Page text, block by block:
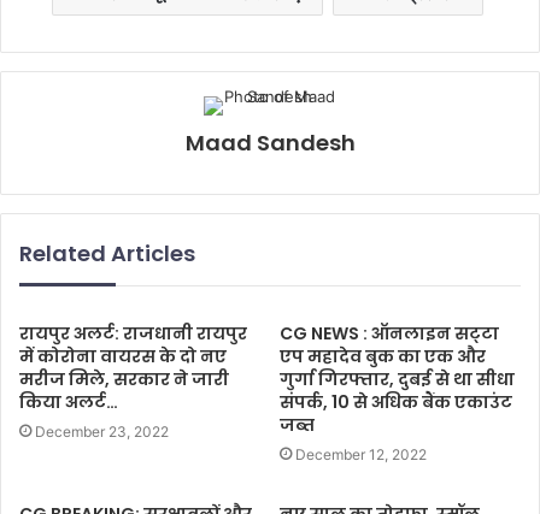
Maad Sandesh
Related Articles
रायपुर अलर्ट: राजधानी रायपुर
में कोरोना वायरस के दो नए
मरीज मिले, सरकार ने जारी
किया अलर्ट…
December 23, 2022
CG NEWS : ऑनलाइन सट्‌टा
एप महादेव बुक का एक और
गुर्गा गिरफ्तार, दुबई से था सीधा
संपर्क, 10 से अधिक बैंक एकाउंट
जब्त
December 12, 2022